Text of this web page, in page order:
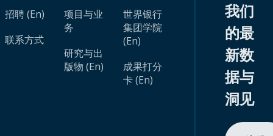
招聘 (En)
联系方式
项目与业
务
研究与出
版物 (En)
世界银行
集团学院
(En)
成果打分
卡 (En)
我们
的最
新数
据与
洞见